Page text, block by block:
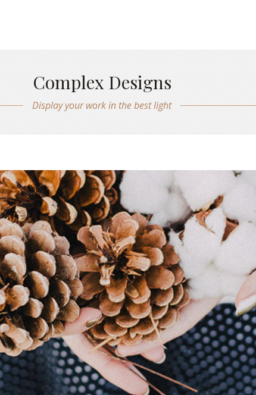
Complex Designs
Display your work in the best light